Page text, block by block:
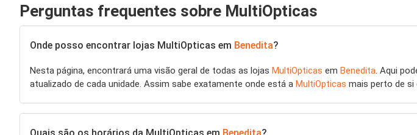
Perguntas frequentes sobre MultiOpticas
Onde posso encontrar lojas MultiOpticas em Benedita?
Nesta página, encontrará uma visão geral de todas as lojas MultiOpticas em Benedita. Aqui
atualizado de cada unidade. Assim sabe exatamente onde está a MultiOpticas mais perto de si
Quais são os horários da MultiOpticas em Benedita?